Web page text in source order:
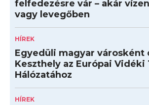
felfedezésre vár – akár
vagy levegőben
HÍREK
Egyedüli magyar városként
Keszthely az Európai Vidéki
Hálózatához
HÍREK